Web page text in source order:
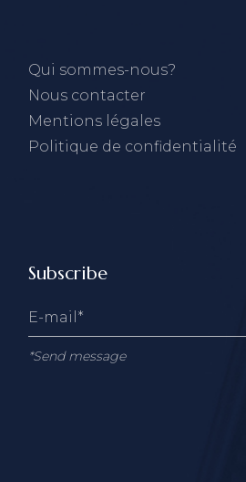
Qui sommes-nous?
Nous contacter
Mentions légales
Politique de confidentialité
Subscribe
*Send message